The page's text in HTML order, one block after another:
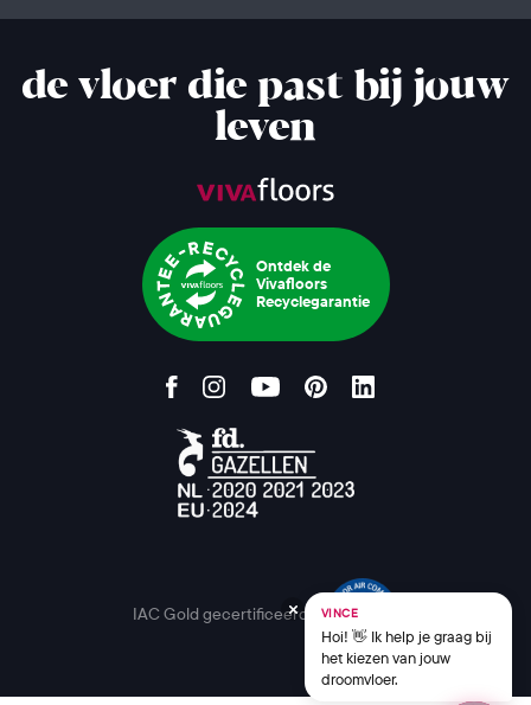
de vloer die past bij jouw
leven
Ontdek de
Vivafloors
Recyclegarantie
IAC Gold gecertificeerd VINCE
Hoi! 👋 Ik help je graag bij
het kiezen van jouw
droomvloer.